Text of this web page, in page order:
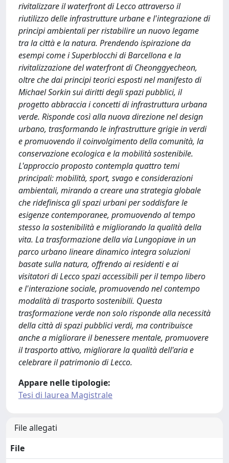
rivitalizzare il waterfront di Lecco attraverso il
riutilizzo delle infrastrutture urbane e l'integrazione di
principi ambientali per ristabilire un nuovo legame
tra la città e la natura. Prendendo ispirazione da
esempi come i Superblocchi di Barcellona e la
rivitalizzazione del waterfront di Cheonggyecheon,
oltre che dai principi teorici esposti nel manifesto di
Michael Sorkin sui diritti degli spazi pubblici, il
progetto abbraccia i concetti di infrastruttura urbana
verde. Risponde così alla nuova direzione nel design
urbano, trasformando le infrastrutture grigie in verdi
e promuovendo il coinvolgimento della comunità, la
conservazione ecologica e la mobilità sostenibile.
L'approccio proposto contempla quattro temi
principali: mobilità, sport, svago e considerazioni
ambientali, mirando a creare una strategia globale
che ridefinisca gli spazi urbani per soddisfare le
esigenze contemporanee, promuovendo al tempo
stesso la sostenibilità e migliorando la qualità della
vita. La trasformazione della via Lungopiave in un
parco urbano lineare dinamico integra soluzioni
basate sulla natura, offrendo ai residenti e ai
visitatori di Lecco spazi accessibili per il tempo libero
e l'interazione sociale, promuovendo nel contempo
modalità di trasporto sostenibili. Questa
trasformazione verde non solo risponde alla necessità
della città di spazi pubblici verdi, ma contribuisce
anche a migliorare il benessere mentale, promuovere
il trasporto attivo, migliorare la qualità dell'aria e
celebrare il patrimonio di Lecco.
Appare nelle tipologie:
Tesi di laurea Magistrale
File allegati
File